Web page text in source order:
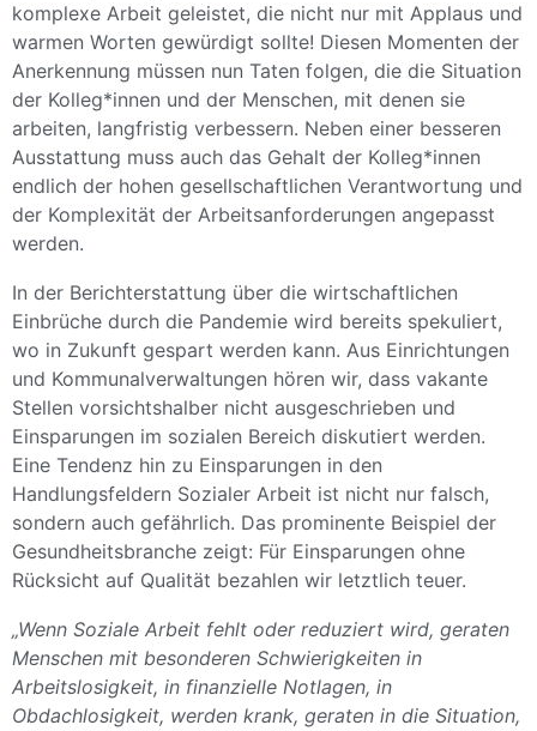
komplexe Arbeit geleistet, die nicht nur mit Applaus und
warmen Worten gewürdigt sollte! Diesen Momenten der
Anerkennung müssen nun Taten folgen, die die Situation
der Kolleg*innen und der Menschen, mit denen sie
arbeiten, langfristig verbessern. Neben einer besseren
Ausstattung muss auch das Gehalt der Kolleg*innen
endlich der hohen gesellschaftlichen Verantwortung und
der Komplexität der Arbeitsanforderungen angepasst
werden.
In der Berichterstattung über die wirtschaftlichen
Einbrüche durch die Pandemie wird bereits spekuliert,
wo in Zukunft gespart werden kann. Aus Einrichtungen
und Kommunalverwaltungen hören wir, dass vakante
Stellen vorsichtshalber nicht ausgeschrieben und
Einsparungen im sozialen Bereich diskutiert werden.
Eine Tendenz hin zu Einsparungen in den
Handlungsfeldern Sozialer Arbeit ist nicht nur falsch,
sondern auch gefährlich. Das prominente Beispiel der
Gesundheitsbranche zeigt: Für Einsparungen ohne
Rücksicht auf Qualität bezahlen wir letztlich teuer.
„Wenn Soziale Arbeit fehlt oder reduziert wird, geraten
Menschen mit besonderen Schwierigkeiten in
Arbeitslosigkeit, in finanzielle Notlagen, in
Obdachlosigkeit, werden krank, geraten in die Situation,